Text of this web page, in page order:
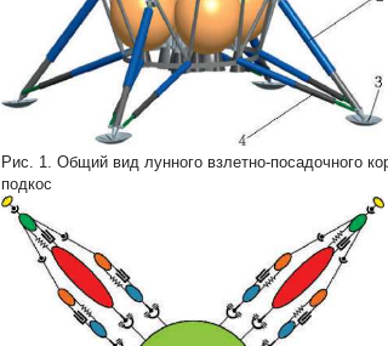
Рис. 1. Общий вид лунного взлетно-посадочного
подкос